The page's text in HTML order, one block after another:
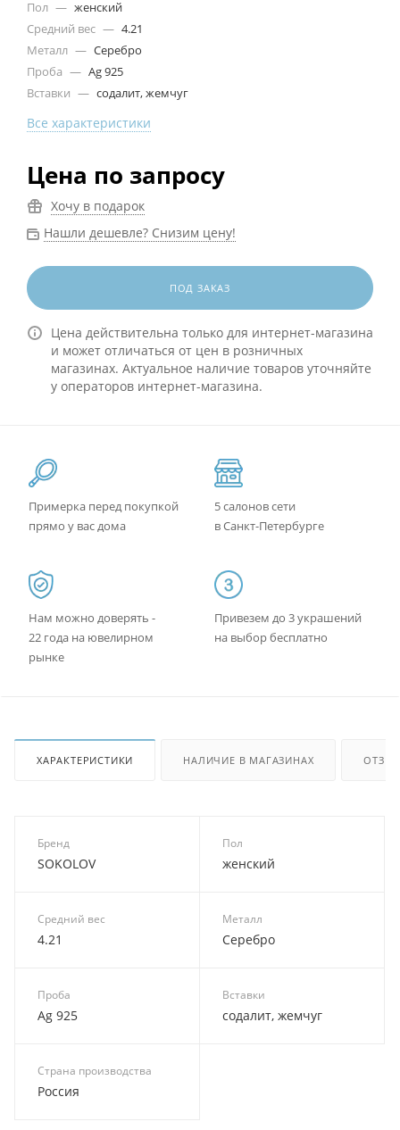
Пол — женский
Средний вес — 4.21
Металл — Серебро
Проба — Ag 925
Вставки — содалит, жемчуг
Все характеристики
Цена по запросу
Хочу в подарок
Нашли дешевле? Снизим цену!
ПОД ЗАКАЗ
Цена действительна только для интернет-магазина
и может отличаться от цен в розничных
магазинах. Актуальное наличие товаров уточняйте
у операторов интернет-магазина.
Примерка перед покупкой
прямо у вас дома
5 салонов сети
в Санкт-Петербурге
Нам можно доверять -
22 года на ювелирном
рынке
Привезем до 3 украшений
на выбор бесплатно
ХАРАКТЕРИСТИКИ НАЛИЧИЕ В МАГАЗИНАХ
Бренд
SOKOLOV
Пол
женский
Средний вес
4.21
Металл
Серебро
Проба
Ag 925
Вставки
содалит, жемчуг
Страна производства
Россия